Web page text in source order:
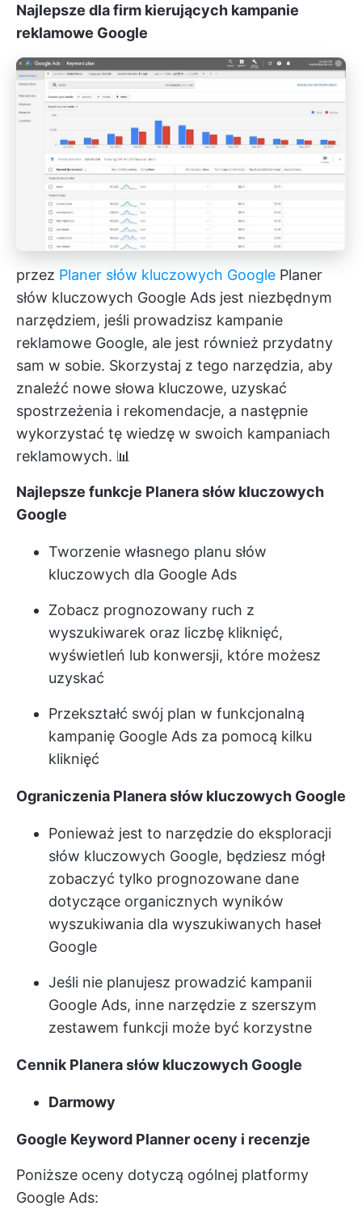
Najlepsze dla firm kierujących kampanie
reklamowe Google
przez Planer słów kluczowych Google Planer
słów kluczowych Google Ads jest niezbędnym
narzędziem, jeśli prowadzisz kampanie
reklamowe Google, ale jest również przydatny
sam w sobie. Skorzystaj z tego narzędzia, aby
znaleźć nowe słowa kluczowe, uzyskać
spostrzeżenia i rekomendacje, a następnie
wykorzystać tę wiedzę w swoich kampaniach
reklamowych. 📊
Najlepsze funkcje Planera słów kluczowych
Google
Tworzenie własnego planu słów
kluczowych dla Google Ads
Zobacz prognozowany ruch z
wyszukiwarek oraz liczbę kliknięć,
wyświetleń lub konwersji, które możesz
uzyskać
Przekształć swój plan w funkcjonalną
kampanię Google Ads za pomocą kilku
kliknięć
Ograniczenia Planera słów kluczowych Google
Ponieważ jest to narzędzie do eksploracji
słów kluczowych Google, będziesz mógł
zobaczyć tylko prognozowane dane
dotyczące organicznych wyników
wyszukiwania dla wyszukiwanych haseł
Google
Jeśli nie planujesz prowadzić kampanii
Google Ads, inne narzędzie z szerszym
zestawem funkcji może być korzystne
Cennik Planera słów kluczowych Google
Darmowy
Google Keyword Planner oceny i recenzje
Poniższe oceny dotyczą ogólnej platformy
Google Ads: